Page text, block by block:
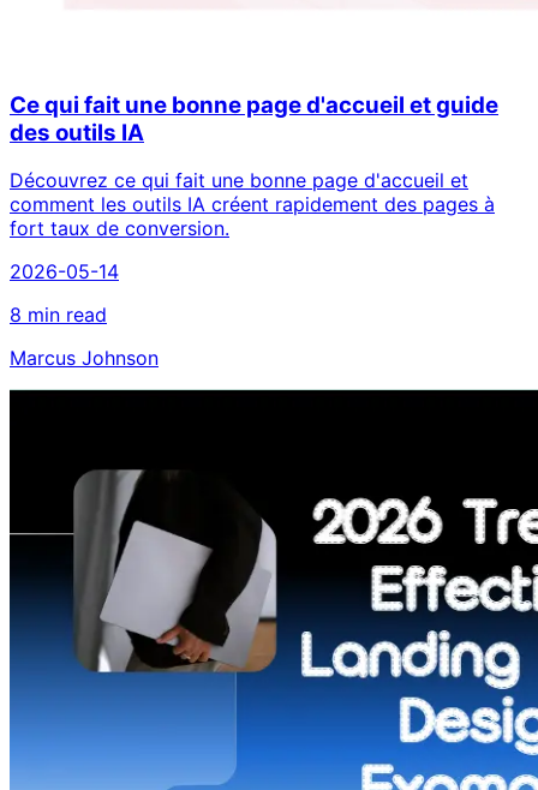
Ce qui fait une bonne page d'accueil et guide
des outils IA
Découvrez ce qui fait une bonne page d'accueil et
comment les outils IA créent rapidement des pages à
fort taux de conversion.
2026-05-14
8 min read
Marcus Johnson